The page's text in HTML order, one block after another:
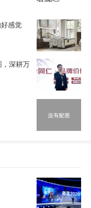
感觉
，深耕万